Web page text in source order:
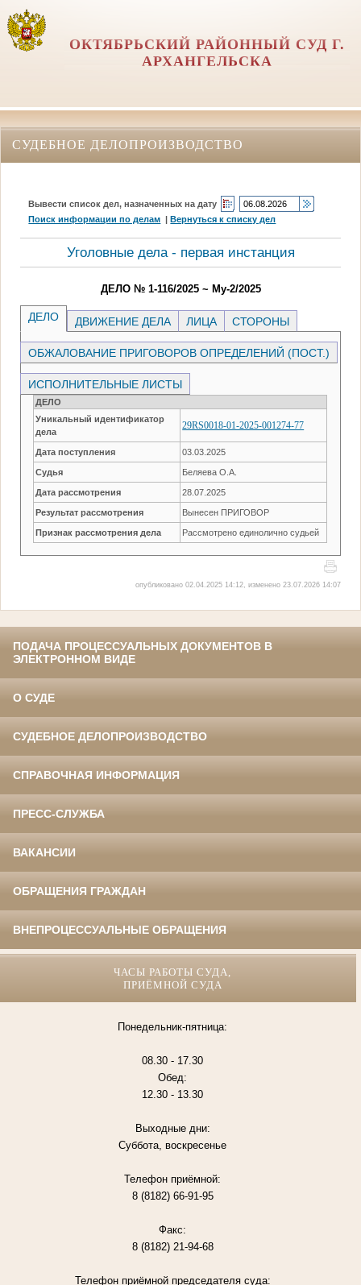
ОКТЯБРЬСКИЙ РАЙОННЫЙ СУД Г.
АРХАНГЕЛЬСКА
СУДЕБНОЕ ДЕЛОПРОИЗВОДСТВО
Вывести список дел, назначенных на дату
Поиск информации по делам |Вернуться к списку дел
Уголовные дела - первая инстанция
ДЕЛО № 1-116/2025 ~ Му-2/2025
ДЕЛО ДВИЖЕНИЕ ДЕЛА ЛИЦА СТОРОНЫ
ОБЖАЛОВАНИЕ ПРИГОВОРОВ ОПРЕДЕЛЕНИЙ (ПОСТ.)
ИСПОЛНИТЕЛЬНЫЕ ЛИСТЫ
ДЕЛО
Уникальный идентификатор
дела
29RS0018-01-2025-001274-77
Дата поступления 03.03.2025
Судья Беляева О.А.
Дата рассмотрения 28.07.2025
Результат рассмотрения Вынесен ПРИГОВОР
Признак рассмотрения дела Рассмотрено единолично судьей
опубликовано 02.04.2025 14:12, изменено 23.07.2026 14:07
ПОДАЧА ПРОЦЕССУАЛЬНЫХ ДОКУМЕНТОВ В
ЭЛЕКТРОННОМ ВИДЕ
О СУДЕ
СУДЕБНОЕ ДЕЛОПРОИЗВОДСТВО
СПРАВОЧНАЯ ИНФОРМАЦИЯ
ПРЕСС-СЛУЖБА
ВАКАНСИИ
ОБРАЩЕНИЯ ГРАЖДАН
ВНЕПРОЦЕССУАЛЬНЫЕ ОБРАЩЕНИЯ
ЧАСЫ РАБОТЫ СУДА,
ПРИЁМНОЙ СУДА
Понедельник-пятница:
08.30 - 17.30
Обед:
12.30 - 13.30
Выходные дни:
Суббота, воскресенье
Телефон приёмной:
8 (8182) 66-91-95
Факс:
8 (8182) 21-94-68
Телефон приёмной председателя суда: